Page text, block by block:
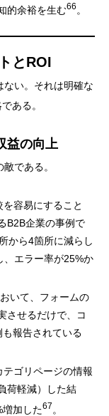
的余裕を生む66 。
とROI
ない。それは明確な
ある。
益の向上
である。
容易にすること
B2B企業の事例で
から4箇所に減らし
、エラー率が25%か
いて、フォームの
させるだけで、コ
報告されている
ゴリページの情報
荷軽減）した結
増加した67 。